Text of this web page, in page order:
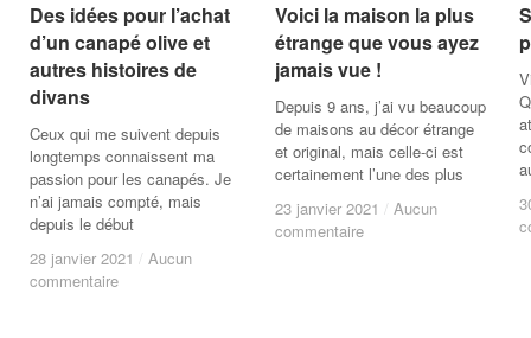
Des idées pour l’achat
d’un canapé olive et
autres histoires de
divans
Ceux qui me suivent depuis
longtemps connaissent ma
passion pour les canapés. Je
n’ai jamais compté, mais
depuis le début
28 janvier 2021 / Aucun
commentaire
Des idées pour l’achat
d’un canapé olive et
autres histoires de
divans
28 janvier 2021 / Aucun
commentaire
Voici la maison la plus
étrange que vous ayez
jamais vue !
Depuis 9 ans, j’ai vu beaucoup
de maisons au décor étrange
et original, mais celle-ci est
certainement l’une des plus
23 janvier 2021 / Aucun
commentaire
Voici la maison la plus
étrange que vous ayez
jamais vue !
23 janvier 2021 / Aucun
commentaire